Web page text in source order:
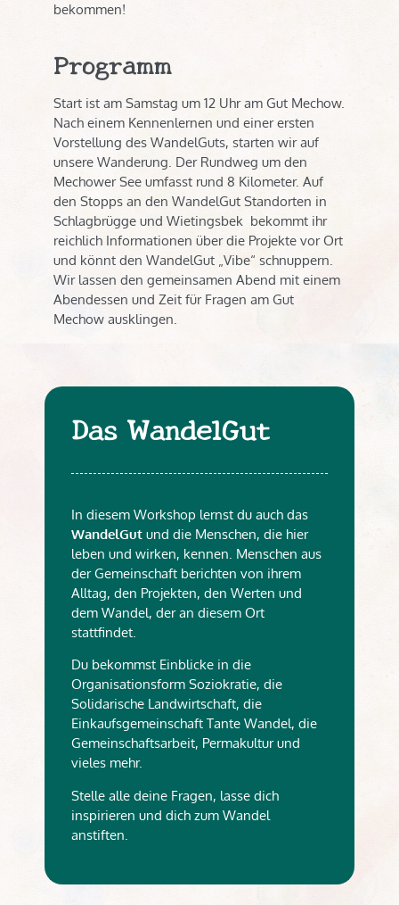
bekommen!
Programm
Start ist am Samstag um 12 Uhr am Gut Mechow.
Nach einem Kennenlernen und einer ersten
Vorstellung des WandelGuts, starten wir auf
unsere Wanderung. Der Rundweg um den
Mechower See umfasst rund 8 Kilometer. Auf
den Stopps an den WandelGut Standorten in
Schlagbrügge und Wietingsbek bekommt ihr
reichlich Informationen über die Projekte vor Ort
und könnt den WandelGut „Vibe“ schnuppern.
Wir lassen den gemeinsamen Abend mit einem
Abendessen und Zeit für Fragen am Gut
Mechow ausklingen.
Das WandelGut
In diesem Workshop lernst du auch das
WandelGut und die Menschen, die hier
leben und wirken, kennen. Menschen aus
der Gemeinschaft berichten von ihrem
Alltag, den Projekten, den Werten und
dem Wandel, der an diesem Ort
stattfindet.
Du bekommst Einblicke in die
Organisationsform Soziokratie, die
Solidarische Landwirtschaft, die
Einkaufsgemeinschaft Tante Wandel, die
Gemeinschaftsarbeit, Permakultur und
vieles mehr.
Stelle alle deine Fragen, lasse dich
inspirieren und dich zum Wandel
anstiften.